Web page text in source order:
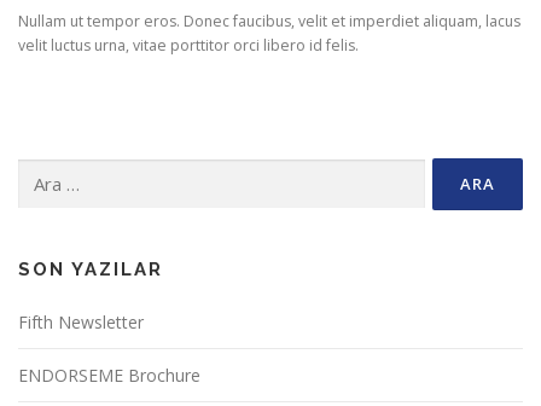
Nullam ut tempor eros. Donec faucibus, velit et imperdiet aliquam, lacus
velit luctus urna, vitae porttitor orci libero id felis.
SON YAZILAR
Fifth Newsletter
ENDORSEME Brochure